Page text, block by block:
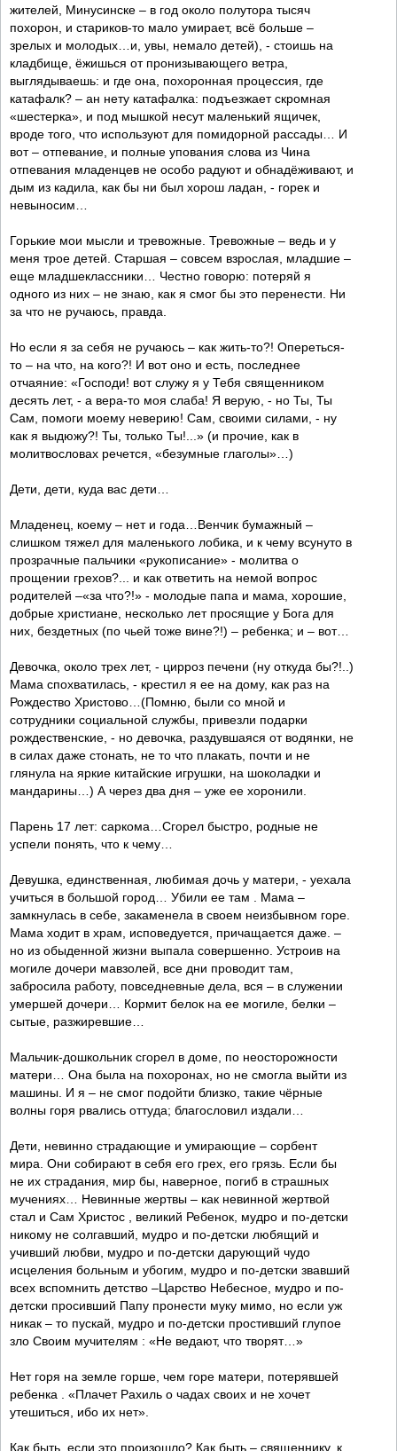
жителей, Минусинске – в год около полутора тысяч
похорон, и стариков-то мало умирает, всё больше –
зрелых и молодых…и, увы, немало детей), - стоишь на
кладбище, ёжишься от пронизывающего ветра,
выглядываешь: и где она, похоронная процессия, где
катафалк? – ан нету катафалка: подъезжает скромная
«шестерка», и под мышкой несут маленький ящичек,
вроде того, что используют для помидорной рассады… И
вот – отпевание, и полные упования слова из Чина
отпевания младенцев не особо радуют и обнадёживают, и
дым из кадила, как бы ни был хорош ладан, - горек и
невыносим…
Горькие мои мысли и тревожные. Тревожные – ведь и у
меня трое детей. Старшая – совсем взрослая, младшие –
еще младшеклассники… Честно говорю: потеряй я
одного из них – не знаю, как я смог бы это перенести. Ни
за что не ручаюсь, правда.
Но если я за себя не ручаюсь – как жить-то?! Опереться-
то – на что, на кого?! И вот оно и есть, последнее
отчаяние: «Господи! вот служу я у Тебя священником
десять лет, - а вера-то моя слаба! Я верую, - но Ты, Ты
Сам, помоги моему неверию! Сам, своими силами, - ну
как я выдюжу?! Ты, только Ты!...» (и прочие, как в
молитвословах речется, «безумные глаголы»…)
Дети, дети, куда вас дети…
Младенец, коему – нет и года…Венчик бумажный –
слишком тяжел для маленького лобика, и к чему всунуто в
прозрачные пальчики «рукописание» - молитва о
прощении грехов?... и как ответить на немой вопрос
родителей –«за что?!» - молодые папа и мама, хорошие,
добрые христиане, несколько лет просящие у Бога для
них, бездетных (по чьей тоже вине?!) – ребенка; и – вот…
Девочка, около трех лет, - цирроз печени (ну откуда бы?!..)
Мама спохватилась, - крестил я ее на дому, как раз на
Рождество Христово…(Помню, были со мной и
сотрудники социальной службы, привезли подарки
рождественские, - но девочка, раздувшаяся от водянки, не
в силах даже стонать, не то что плакать, почти и не
глянула на яркие китайские игрушки, на шоколадки и
мандарины…) А через два дня – уже ее хоронили.
Парень 17 лет: саркома…Сгорел быстро, родные не
успели понять, что к чему…
Девушка, единственная, любимая дочь у матери, - уехала
учиться в большой город… Убили ее там . Мама –
замкнулась в себе, закаменела в своем неизбывном горе.
Мама ходит в храм, исповедуется, причащается даже. –
но из обыденной жизни выпала совершенно. Устроив на
могиле дочери мавзолей, все дни проводит там,
забросила работу, повседневные дела, вся – в служении
умершей дочери… Кормит белок на ее могиле, белки –
сытые, разжиревшие…
Мальчик-дошкольник сгорел в доме, по неосторожности
матери… Она была на похоронах, но не смогла выйти из
машины. И я – не смог подойти близко, такие чёрные
волны горя рвались оттуда; благословил издали…
Дети, невинно страдающие и умирающие – сорбент
мира. Они собирают в себя его грех, его грязь. Если бы
не их страдания, мир бы, наверное, погиб в страшных
мучениях… Невинные жертвы – как невинной жертвой
стал и Сам Христос , великий Ребенок, мудро и по-детски
никому не солгавший, мудро и по-детски любящий и
учивший любви, мудро и по-детски дарующий чудо
исцеления больным и убогим, мудро и по-детски звавший
всех вспомнить детство –Царство Небесное, мудро и по-
детски просивший Папу пронести муку мимо, но если уж
никак – то пускай, мудро и по-детски простивший глупое
зло Своим мучителям : «Не ведают, что творят…»
Нет горя на земле горше, чем горе матери, потерявшей
ребенка . «Плачет Рахиль о чадах своих и не хочет
утешиться, ибо их нет».
Как быть, если это произошло? Как быть – священнику, к